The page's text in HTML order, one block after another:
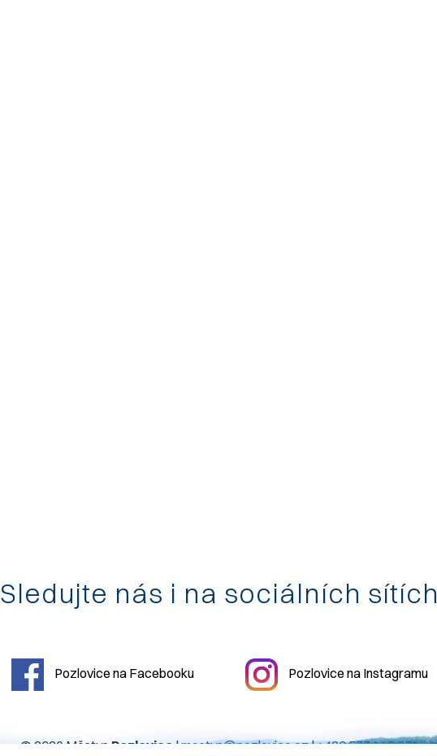
Sledujte nás i na sociálních sítích
Pozlovice na Facebooku Pozlovice na Instagramu
© 2026 Městys Pozlovice|mestys@pozlovice.cz|+420 577 113 071